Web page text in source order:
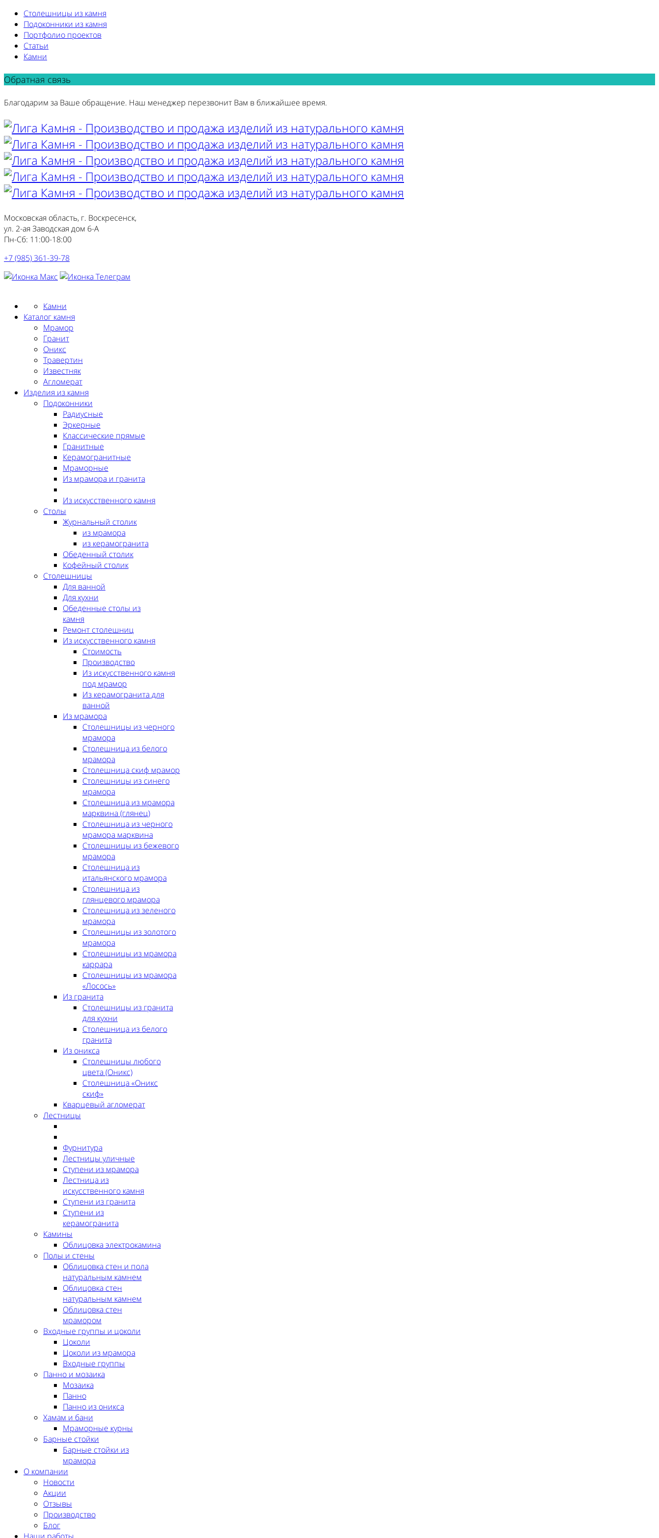
Столешницы из камня
Подоконники из камня
Портфолио проектов
Статьи
Камни
Обратная связь
Благодарим за Ваше обращение. Наш менеджер перезвонит Вам в ближайшее время.
Московская область, г. Воскресенск,
ул. 2-ая Заводская дом 6-А
Пн-Сб: 11:00-18:00
+7 (985) 361-39-78
Камни
Каталог камня
Мрамор
Гранит
Оникс
Травертин
Известняк
Агломерат
Изделия из камня
Подоконники
Радиусные
Эркерные
Классические прямые
Гранитные
Керамогранитные
Мраморные
Из мрамора и гранита
Из искусственного камня
Столы
Журнальный столик
из мрамора
из керамогранита
Обеденный столик
Кофейный столик
Столешницы
Для ванной
Для кухни
Обеденные столы из
камня
Ремонт столешниц
Из искусственного камня
Стоимость
Производство
Из искусственного камня
под мрамор
Из керамогранита для
ванной
Из мрамора
Столешницы из черного
мрамора
Столешница из белого
мрамора
Столешница скиф мрамор
Столешницы из синего
мрамора
Столешница из мрамора
марквина (глянец)
Столешница из черного
мрамора марквина
Столешницы из бежевого
мрамора
Столешница из
итальянского мрамора
Столешница из
глянцевого мрамора
Столешница из зеленого
мрамора
Столешницы из золотого
мрамора
Столешницы из мрамора
каррара
Столешницы из мрамора
«Лосось»
Из гранита
Столешницы из гранита
для кухни
Столешница из белого
гранита
Из оникса
Столешницы любого
цвета (Оникс)
Столешница «Оникс
скиф»
Кварцевый агломерат
Лестницы
Фурнитура
Лестницы уличные
Ступени из мрамора
Лестница из
искусственного камня
Ступени из гранита
Ступени из
керамогранита
Камины
Облицовка электрокамина
Полы и стены
Облицовка стен и пола
натуральным камнем
Облицовка стен
натуральным камнем
Облицовка стен
мрамором
Входные группы и цоколи
Цоколи
Цоколи из мрамора
Входные группы
Панно и мозаика
Мозаика
Панно
Панно из оникса
Хамам и бани
Мраморные курны
Барные стойки
Барные стойки из
мрамора
О компании
Новости
Акции
Отзывы
Производство
Блог